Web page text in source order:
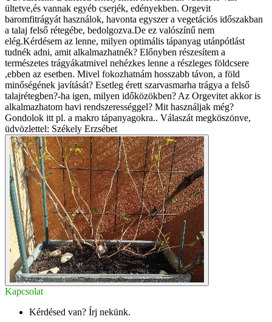
ültetve,és vannak egyéb cserjék, edényekben. Orgevit
baromfitrágyát használok, havonta egyszer a vegetációs időszakban
a talaj felső rétegébe, bedolgozva.De ez valószínű nem
elég.Kérdésem az lenne, milyen optimális tápanyag utánpótlást
tudnék adni, amit alkalmazhatnék? Előnyben részesítem a
természetes trágyákatmivel nehézkes lenne a részleges földcsere
,ebben az esetben. Mivel fokozhatnám hosszabb távon, a föld
minőségének javítását? Esetleg érett szarvasmarha trágya a felső
talajrétegben?-ha igen, milyen időközökben? Az Orgevitet akkor is
alkalmazhatom havi rendszerességgel? Mit használjak még?
Gondolok itt pl. a makro tápanyagokra.. Válaszát megköszönve,
üdvözlettel: Székely Erzsébet
Kapcsolat
Kérdésed van? Írj nekünk.